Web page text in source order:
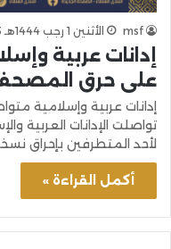
msf الأثنين 1 رجب 1444هـ 23-1-2023م
إدانات عربية
على حرق
إدانات عربية وإسلامية
تواصلت الإدانات العربية
لأحد المتطرفين بإحراق
أكمل القراءة »